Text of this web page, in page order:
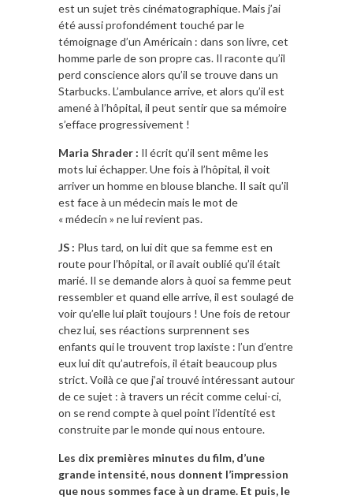
est un sujet très cinématographique. Mais j’ai
été aussi profondément touché par le
témoignage d’un Américain : dans son livre, cet
homme parle de son propre cas. Il raconte qu’il
perd conscience alors qu’il se trouve dans un
Starbucks. L’ambulance arrive, et alors qu’il est
amené à l’hôpital, il peut sentir que sa mémoire
s’efface progressivement !
Maria Shrader : Il écrit qu’il sent même les
mots lui échapper. Une fois à l’hôpital, il voit
arriver un homme en blouse blanche. Il sait qu’il
est face à un médecin mais le mot de
« médecin » ne lui revient pas.
JS : Plus tard, on lui dit que sa femme est en
route pour l’hôpital, or il avait oublié qu’il était
marié. Il se demande alors à quoi sa femme peut
ressembler et quand elle arrive, il est soulagé de
voir qu’elle lui plaît toujours ! Une fois de retour
chez lui, ses réactions surprennent ses
enfants qui le trouvent trop laxiste : l’un d’entre
eux lui dit qu’autrefois, il était beaucoup plus
strict. Voilà ce que j’ai trouvé intéressant autour
de ce sujet : à travers un récit comme celui-ci,
on se rend compte à quel point l’identité est
construite par le monde qui nous entoure.
Les dix premières minutes du film, d’une
grande intensité, nous donnent l’impression
que nous sommes face à un drame. Et puis, le